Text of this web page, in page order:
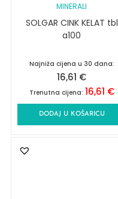
MINERALI
SOLGAR CINK KELAT tbl
a100
Najniža cijena u 30 dana:
16,61 €
Trenutna cijena: 16,61 €
DODAJ U KOŠARICU